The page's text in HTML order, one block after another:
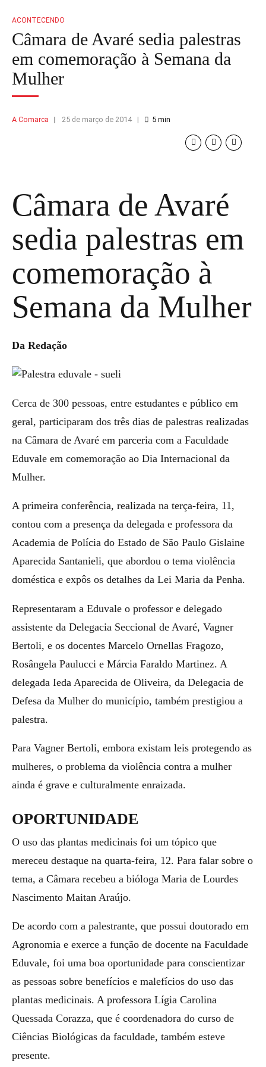
ACONTECENDO
Câmara de Avaré sedia palestras
em comemoração à Semana da
Mulher
A Comarca 25 de março de 2014 5 min
Câmara de Avaré
sedia palestras em
comemoração à
Semana da Mulher
Da Redação
Cerca de 300 pessoas, entre estudantes e público em
geral, participaram dos três dias de palestras realizadas
na Câmara de Avaré em parceria com a Faculdade
Eduvale em comemoração ao Dia Internacional da
Mulher.
A primeira conferência, realizada na terça-feira, 11,
contou com a presença da delegada e professora da
Academia de Polícia do Estado de São Paulo Gislaine
Aparecida Santanieli, que abordou o tema violência
doméstica e expôs os detalhes da Lei Maria da Penha.
Representaram a Eduvale o professor e delegado
assistente da Delegacia Seccional de Avaré, Vagner
Bertoli, e os docentes Marcelo Ornellas Fragozo,
Rosângela Paulucci e Márcia Faraldo Martinez. A
delegada Ieda Aparecida de Oliveira, da Delegacia de
Defesa da Mulher do município, também prestigiou a
palestra.
Para Vagner Bertoli, embora existam leis protegendo as
mulheres, o problema da violência contra a mulher
ainda é grave e culturalmente enraizada.
OPORTUNIDADE
O uso das plantas medicinais foi um tópico que
mereceu destaque na quarta-feira, 12. Para falar sobre o
tema, a Câmara recebeu a bióloga Maria de Lourdes
Nascimento Maitan Araújo.
De acordo com a palestrante, que possui doutorado em
Agronomia e exerce a função de docente na Faculdade
Eduvale, foi uma boa oportunidade para conscientizar
as pessoas sobre benefícios e malefícios do uso das
plantas medicinais. A professora Lígia Carolina
Quessada Corazza, que é coordenadora do curso de
Ciências Biológicas da faculdade, também esteve
presente.